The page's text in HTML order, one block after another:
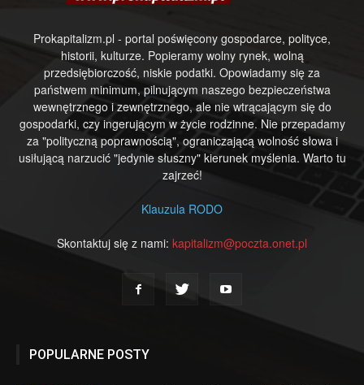
Prokapitalizm.pl - portal poświęcony gospodarce, polityce,
historii, kulturze. Popieramy wolny rynek, wolną
przedsiębiorczość, niskie podatki. Opowiadamy się za
państwem minimum, pilnującym naszego bezpieczeństwa
wewnętrznego i zewnętrznego, ale nie wtrącającym się do
gospodarki, czy ingerującym w życie rodzinne. Nie przepadamy
za "polityczną poprawnością", ograniczającą wolność słowa i
usiłującą narzucić "jedynie słuszny" kierunek myślenia. Warto tu
zajrzeć!
Klauzula RODO
Skontaktuj się z nami: kapitalizm@poczta.onet.pl
POPULARNE POSTY